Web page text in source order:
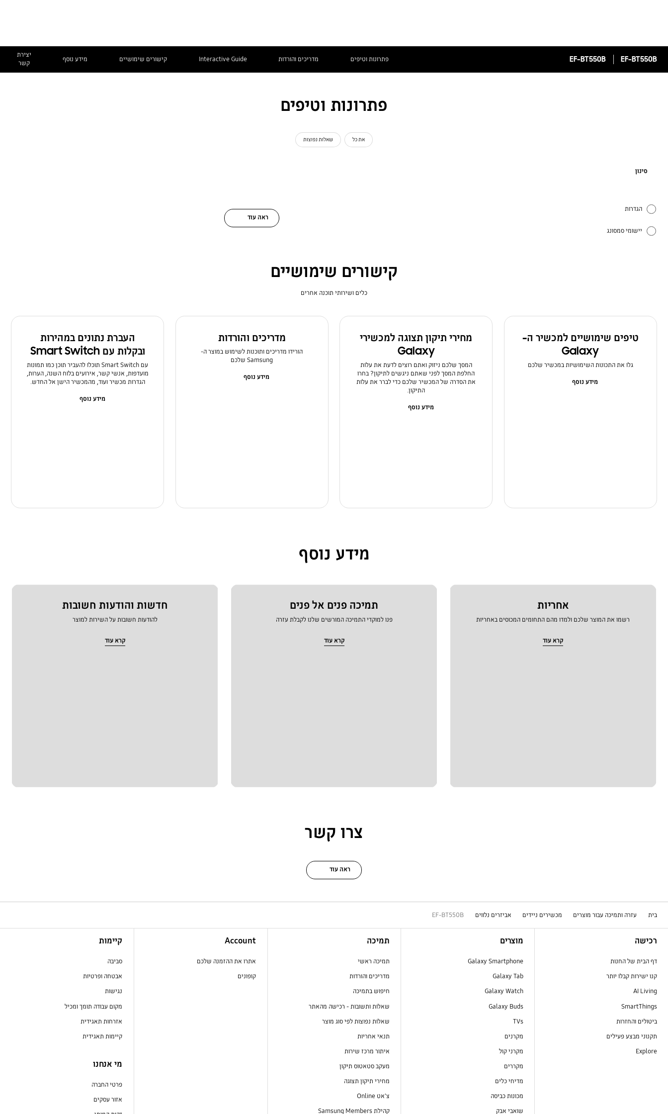
EF-BT550B
EF-BT550B פתרונות וטיפים מדריכים והורדות Interactive Guide קישורים שימושיים מידע נוסף
יצירת
קשר
פתרונות וטיפים
את כל שאלות נפוצות
סינון
הגדרות
יישומי סמסונג
ראה עוד
קישורים שימושיים
כלים ושירותי תוכנה אחרים
טיפים שימושיים למכשיר ה-
Galaxy
גלו את התכונות השימושיות במכשיר שלכם
מידע נוסף
מחירי תיקון תצוגה למכשירי
Galaxy
המסך שלכם ניזוק ואתם רוצים לדעת את עלות
החלפת המסך לפני שאתם ניגשים לתיקון? בחרו
את הסדרה של המכשיר שלכם כדי לברר את עלות
התיקון.
מידע נוסף
מדריכים והורדות
הורידו מדריכים ותוכנות לשימוש במוצר ה-
Samsung שלכם
מידע נוסף
העברת נתונים במהירות
ובקלות עם Smart Switch
עם Smart Switch תוכלו להעביר תוכן כמו תמונות
מועדפות, אנשי קשר, אירועים בלוח השנה, הערות,
הגדרות מכשיר ועוד, מהמכשיר הישן אל החדש.
מידע נוסף
מידע נוסף
אחריות
רשמו את המוצר שלכם ולמדו מהם התחומים המכוסים באחריות
קרא עוד
תמיכה פנים אל פנים
פנו למוקדי התמיכה המורשים שלנו לקבלת עזרה
קרא עוד
חדשות והודעות חשובות
להודעות חשובות על השירות למוצר
קרא עוד
צרו קשר
ראה עוד
בית עזרה ותמיכה עבור מוצרים מכשירים ניידים אביזרים נלווים EF-BT550B
רכישה
דף הבית של החנות
קנו ישירות קבלו יותר
AI Living
SmartThings
ביטולים והחזרות
תקנוני מבצע פעילים
Explore
מוצרים
Galaxy Smartphone
Galaxy Tab
Galaxy Watch
Galaxy Buds
TVs
מקרנים
מקרני קול
מקררים
מדיחי כלים
מכונות כביסה
שואבי אבק
תמיכה
תמיכה ראשי
מדריכים והורדות
חיפוש בתמיכה
שאלות ותשובות - רכישה מהאתר
שאלות נפוצות לפי סוג מוצר
תנאי אחריות
איתור מרכז שירות
מעקב סטאטוס תיקון
מחירי תיקון תצוגה
צ'אט Online
קהילת Samsung Members
Account
אתרו את ההזמנה שלכם
קופונים
קיימות
סביבה
אבטחה ופרטיות
נגישות
מקום עבודה תומך ומכיל
אזרחות תאגידית
קיימות תאגידית
מי אנחנו
פרטי החברה
אזור עסקים